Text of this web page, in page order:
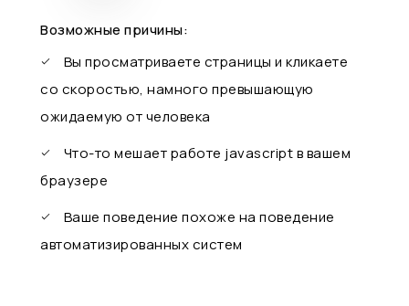
Возможные причины:
Вы просматриваете страницы и кликаете
со скоростью, намного превышающую
ожидаемую от человека
Что-то мешает работе javascript в вашем
браузере
Ваше поведение похоже на поведение
автоматизированных систем